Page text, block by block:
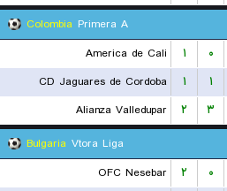
Colombia Primera A
America de Cali
۱ ۰
CD Jaguares de Cordoba
۱ ۱
Alianza Valledupar
۲ ۳
Bulgaria Vtora Liga
OFC Nesebar
۲ ۰